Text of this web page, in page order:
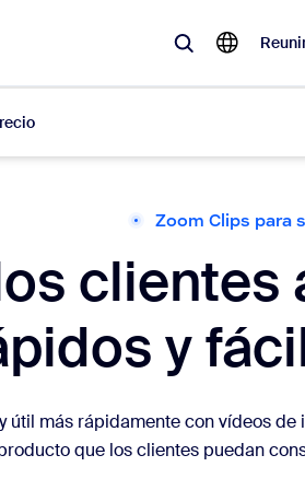
notas
Zoom Clips para
clientes
y
útil más rápidamente con vídeos
que los clientes puedan